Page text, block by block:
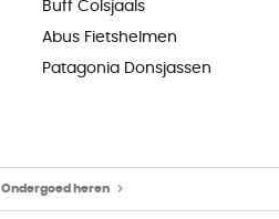
Buff Colsjaals
Abus Fietshelmen
Patagonia Donsjassen
Ondergoed heren